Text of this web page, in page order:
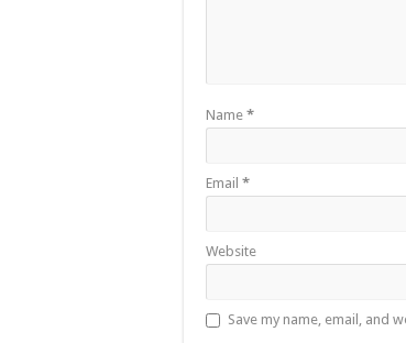
Name *
Email *
Website
Save my name, email, and